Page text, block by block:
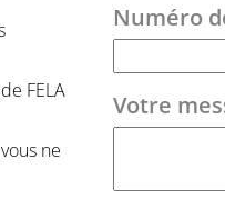
FELA
ne
Numéro
Votre